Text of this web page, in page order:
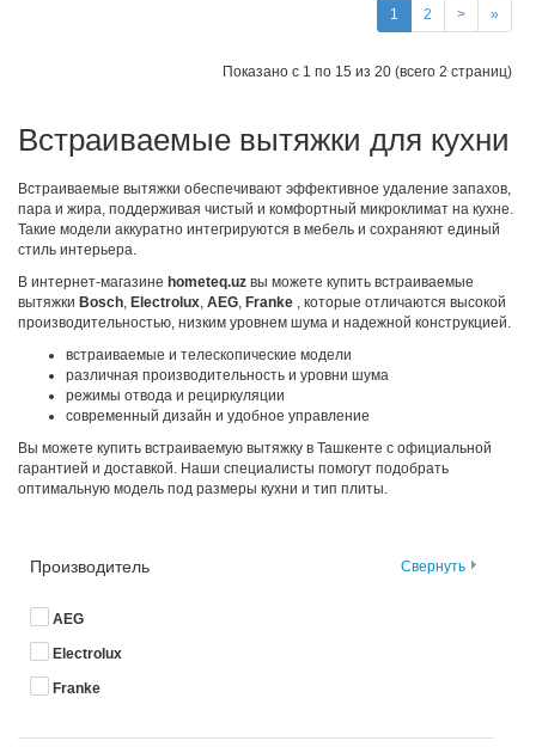
1 2 > »
Показано с 1 по 15 из 20 (всего 2 страниц)
Встраиваемые вытяжки для кухни
Встраиваемые вытяжки обеспечивают эффективное удаление запахов,
пара и жира, поддерживая чистый и комфортный микроклимат на кухне.
Такие модели аккуратно интегрируются в мебель и сохраняют единый
стиль интерьера.
В интернет-магазине hometeq.uz вы можете купить встраиваемые
вытяжки Bosch, Electrolux, AEG, Franke , которые отличаются высокой
производительностью, низким уровнем шума и надежной конструкцией.
встраиваемые и телескопические модели
различная производительность и уровни шума
режимы отвода и рециркуляции
современный дизайн и удобное управление
Вы можете купить встраиваемую вытяжку в Ташкенте с официальной
гарантией и доставкой. Наши специалисты помогут подобрать
оптимальную модель под размеры кухни и тип плиты.
Производитель Свернуть
AEG
Electrolux
Franke